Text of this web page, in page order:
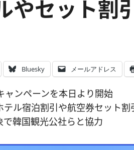
やセット割
Bluesky メールアドレス
ャンペーンを本日より開始
ル宿泊割引や航空券セット割
韓国観光公社らと協力